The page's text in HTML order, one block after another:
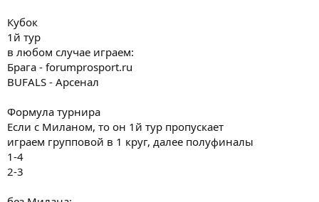
Кубок
1й тур
в любом случае играем:
Брага - forumprosport.ru
BUFALS - Арсенал
Формула турнира
Если с Миланом, то он 1й тур пропускает
играем групповой в 1 круг, далее полуфиналы
1-4
2-3